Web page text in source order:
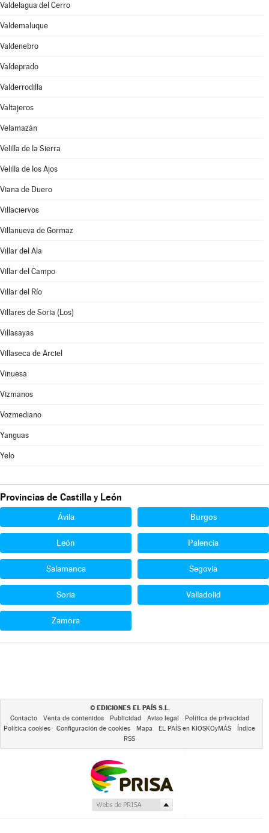
Valdelagua del Cerro
Valdemaluque
Valdenebro
Valdeprado
Valderrodilla
Valtajeros
Velamazán
Velilla de la Sierra
Velilla de los Ajos
Viana de Duero
Villaciervos
Villanueva de Gormaz
Villar del Ala
Villar del Campo
Villar del Río
Villares de Soria (Los)
Villasayas
Villaseca de Arciel
Vinuesa
Vizmanos
Vozmediano
Yanguas
Yelo
Provincias de Castilla y León
Ávila Burgos
León Palencia
Salamanca Segovia
Soria Valladolid
Zamora
© EDICIONES EL PAÍS S.L.
Contacto Venta de contenidos Publicidad Aviso legal
Política de privacidad
Política cookies
Configuración de cookies Mapa EL PAÍS en KIOSKOyMÁS
Índice
RSS